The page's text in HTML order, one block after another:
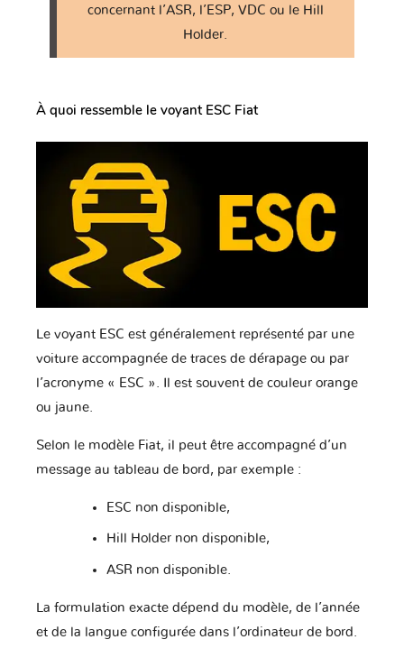
Mahindra
Mitsubishi Nissan
Piaggio
concernant l’ASR, l’ESP, VDC ou le Hill
Holder.
À quoi ressemble le voyant ESC Fiat
Le voyant ESC est généralement représenté par une
voiture accompagnée de traces de dérapage ou par
l’acronyme « ESC ». Il est souvent de couleur orange
ou jaune.
Selon le modèle Fiat, il peut être accompagné d’un
message au tableau de bord, par exemple :
ESC non disponible,
Hill Holder non disponible,
ASR non disponible.
La formulation exacte dépend du modèle, de l’année
et de la langue configurée dans l’ordinateur de bord.